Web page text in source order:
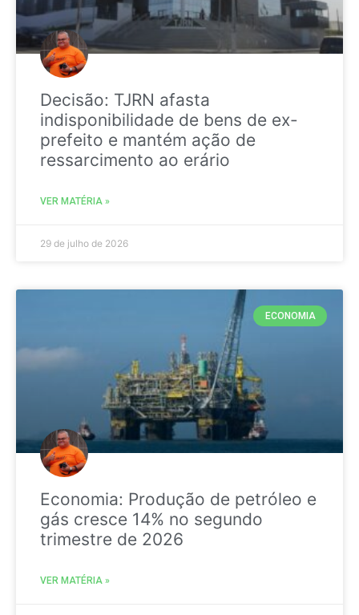
Decisão: TJRN afasta
indisponibilidade de bens de ex-
prefeito e mantém ação de
ressarcimento ao erário
VER MATÉRIA »
29 de julho de 2026
ECONOMIA
Economia: Produção de petróleo e
gás cresce 14% no segundo
trimestre de 2026
VER MATÉRIA »